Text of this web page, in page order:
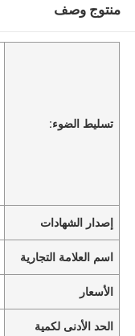
منتوج وصف
تسليط الضوء:
إصدار الشهادات
اسم العلامة التجارية
الأسعار
الحد الأدنى لكمية